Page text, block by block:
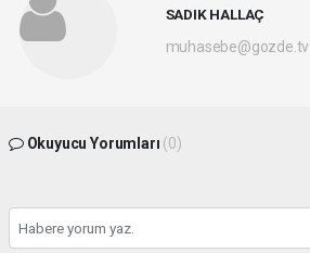
SADIK HALLAÇ
muhasebe@gozde.tv
Okuyucu Yorumları (0)